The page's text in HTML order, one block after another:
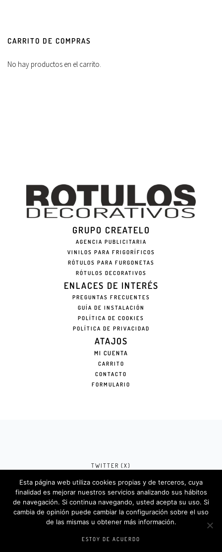
CARRITO DE COMPRAS
No hay productos en el carrito.
GRUPO CREATELO
AGENCIA PUBLICITARIA
VINILOS PARA FRIGORÍFICOS
RÓTULOS PARA FURGONETAS
RÓTULOS DECORATIVOS
ENLACES DE INTERÉS
PREGUNTAS FRECUENTES
GUÍA DE INSTALACIÓN
POLÍTICA DE COOKIES
POLÍTICA DE PRIVACIDAD
ATAJOS
MI CUENTA
CARRITO
CONTACTO
FORMULARIO
TWITTER (X)
FACEBOOK (META)
INSTAGRAM
Rotulosdecorativos.com © 2024. Diseño &
Codigos porCreatelo.com.es
Esta página web utiliza cookies propias y de terceros, cuya
finalidad es mejorar nuestros servicios analizando sus hábitos
de navegación. Si continua navegando, usted acepta su uso. Si
cambia de opinión puede cambiar la configuración sobre el uso
de las mismas u obtener más información.
ESTOY DE ACUERDO